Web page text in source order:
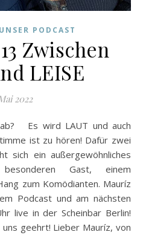
UNSER PODCAST
Zwischen
LEISE
2022
ist zu hören! Dafür zwei
sich ein außergewöhnliches
Gast, einem
zum Komödianten. Mauríz
Podcast und am nächsten
live in der Scheinbar Berlin!
uns geehrt! Lieber Mauríz, von